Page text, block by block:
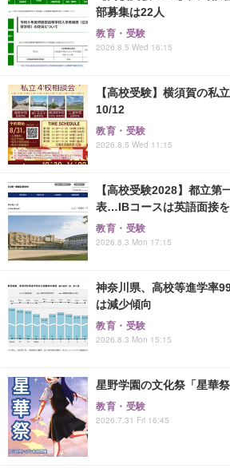
部募集は22人
教育・受験
2026.8.5 Wed 16:15
【高校受験】横須賀の私
10/12
教育・受験
2026.8.5 Wed 11:15
【高校受験2028】都立第
表…IBコースは英語面接
教育・受験
2026.8.3 Mon 17:15
神奈川県、高校等進学率
は減少傾向
教育・受験
2026.8.3 Mon 15:15
星野学園の文化祭「星華
教育・受験
2026.7.31 Fri 16:45